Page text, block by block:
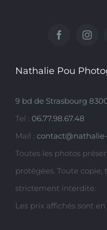
Nathalie Pou
9 bd de Strasbourg
Tel : 06.77.98.67.48
Mail :
Toutes les photos
protégées. Toute
strictement interdite.
Les prix affichés sont en